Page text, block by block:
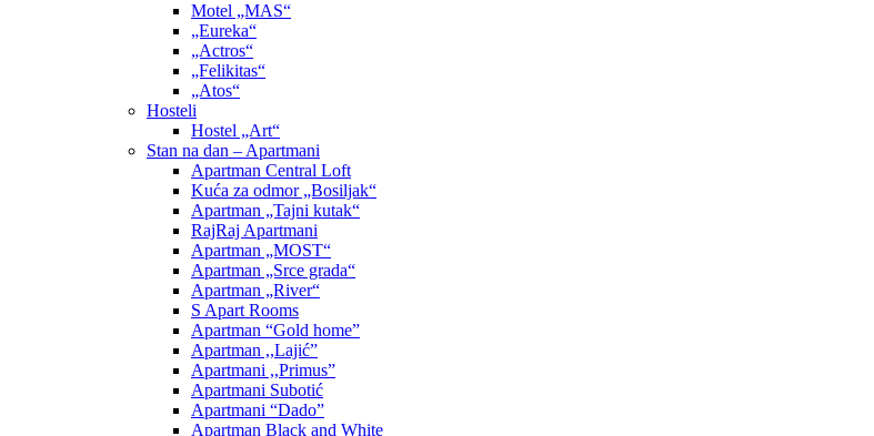
Motel „MAS“
„Eureka“
„Actros“
„Felikitas“
„Atos“
Hosteli
Hostel „Art“
Stan na dan – Apartmani
Apartman Central Loft
Kuća za odmor „Bosiljak“
Apartman „Tajni kutak“
RajRaj Apartmani
Apartman „MOST“
Apartman „Srce grada“
Apartman „River“
S Apart Rooms
Apartman “Gold home”
Apartman ,,Lajić”
Apartmani ,,Primus”
Apartmani Subotić
Apartmani “Dado”
Apartman Black and White